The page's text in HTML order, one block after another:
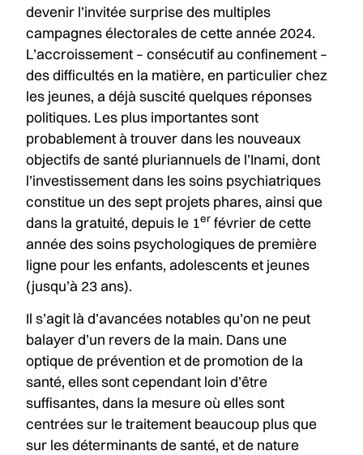
devenir l’invitée surprise des multiples
campagnes électorales de cette année 2024.
L’accroissement – consécutif au confinement –
des difficultés en la matière, en particulier chez
les jeunes, a déjà suscité quelques réponses
politiques. Les plus importantes sont
probablement à trouver dans les nouveaux
objectifs de santé pluriannuels de l’Inami, dont
l’investissement dans les soins psychiatriques
constitue un des sept projets phares, ainsi que
dans la gratuité, depuis le 1er février de cette
année des soins psychologiques de première
ligne pour les enfants, adolescents et jeunes
(jusqu’à 23 ans).
Il s’agit là d’avancées notables qu’on ne peut
balayer d’un revers de la main. Dans une
optique de prévention et de promotion de la
santé, elles sont cependant loin d’être
suffisantes, dans la mesure où elles sont
centrées sur le traitement beaucoup plus que
sur les déterminants de santé, et de nature